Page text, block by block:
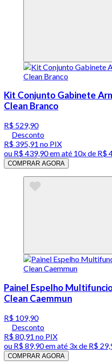
Kit Conjunto Gabinete
Clean Branco
R$ 529,90
Desconto
R$ 395,91 no PIX
ou R$ 439,90em até 10x de R$
COMPRAR AGORA
Painel Espelho
Clean Caemmun
R$ 109,90
Desconto
R$ 80,91 no PIX
ou R$ 89,90em até 3x de R$
COMPRAR AGORA